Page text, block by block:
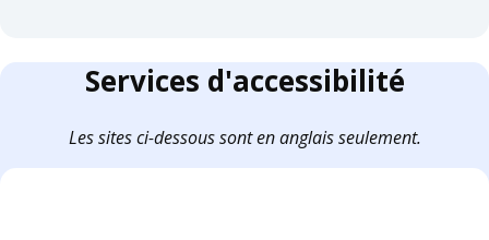
Services d'accessibilité
Les sites ci-dessous sont en anglais seulement.